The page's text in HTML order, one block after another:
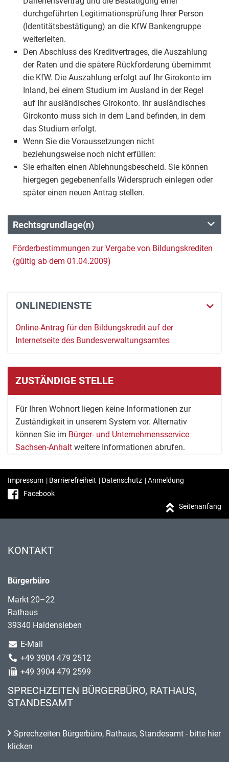
durchgeführten Legitimationsprüfung Ihrer Person
(Identitätsbestätigung) an die KfW Bankengruppe
weiterleiten.
Den Abschluss des Kreditvertrages, die Auszahlung
der Raten und die spätere Rückforderung übernimmt
die KfW. Die Auszahlung erfolgt auf Ihr Girokonto im
Inland, bei einem Studium im Ausland in der Regel
auf Ihr ausländisches Girokonto. Ihr ausländisches
Girokonto muss sich in dem Land befinden, in dem
das Studium erfolgt.
Wenn Sie die Voraussetzungen nicht
beziehungsweise noch nicht erfüllen:
Sie erhalten einen Ablehnungsbescheid. Sie können
hiergegen gegebenenfalls Widerspruch einlegen oder
später einen neuen Antrag stellen.
Rechtsgrundlage(n)
Förderbestimmungen zur Vergabe von Bildungskrediten
(gültig ab dem 01.04.2009)
ONLINEDIENSTE
Online-Antrag für den Bildungskredit auf der
Internetseite des Bundesverwaltungsamtes
ZUSTÄNDIGE STELLE
Für Ihren Wohnort liegen keine Informationen zur
Zuständigkeit in unserem System vor. Alternativ
können Sie im Bürger- und Unternehmensservice
Sachsen-Anhalt weitere Informationen abrufen.
Impressum | Barrierefreiheit | Datenschutz |Anmeldung
Facebook
Seitenanfang
KONTAKT
Bürgerbüro
Markt 20–22
Rathaus
39340 Haldensleben
E-Mail
+49 3904 479 2512
+49 3904 479 2599
SPRECHZEITEN BÜRGERBÜRO, RATHAUS,
STANDESAMT
Sprechzeiten Bürgerbüro, Rathaus, Standesamt - bitte hier
klicken